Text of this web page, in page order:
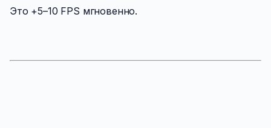
Это +5–10 FPS мгновенно.